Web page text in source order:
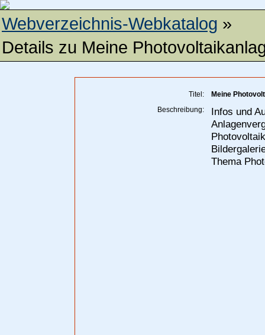
Webverzeichnis-Webkatalog »
Details zu Meine
Titel:
Meine
Beschreibung:
Infos und
Thema